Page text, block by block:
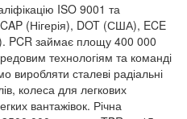
ISO 9001 та
(Нігерія), DOT (США), ECE
PCR займає площу 400 000
технологіям та команді
виробляти сталеві радіальні
колеса для легкових
вантажівок. Річна